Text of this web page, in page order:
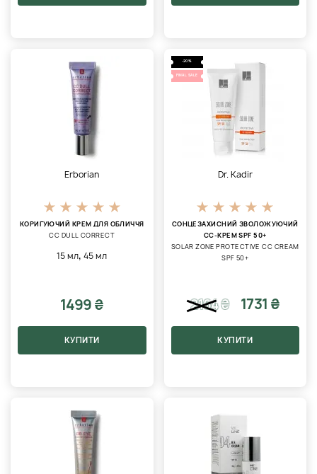
Erborian
КОРИГУЮЧИЙ КРЕМ ДЛЯ ОБЛИЧЧЯ
CC DULL CORRECT
15 мл,45 мл
1499 ₴
КУПИТИ
-20%
FINAL SALE
Dr. Kadir
СОНЦЕЗАХИСНИЙ ЗВОЛОЖУЮЧИЙ
CC-КРЕМ SPF 50+
SOLAR ZONE PROTECTIVE CC CREAM
SPF 50+
2164₴ 1731 ₴
КУПИТИ